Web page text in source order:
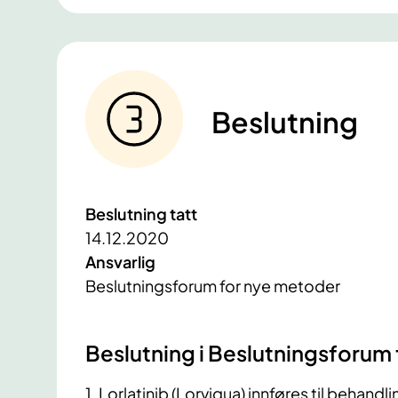
Beslutning
Beslutning tatt
14.12.2020
Ansvarlig
Beslutningsforum for nye metoder
Beslutning i
1. Lorlatinib (Lorviqua) innføres til